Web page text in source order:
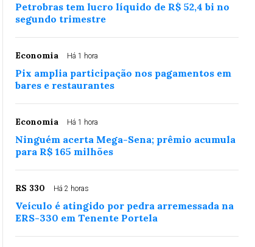
Petrobras tem lucro líquido de R$ 52,4 bi no
segundo trimestre
Economia Há 1 hora
Pix amplia participação nos pagamentos em
bares e restaurantes
Economia Há 1 hora
Ninguém acerta Mega-Sena; prêmio acumula
para R$ 165 milhões
RS 330 Há 2 horas
Veículo é atingido por pedra arremessada na
ERS-330 em Tenente Portela